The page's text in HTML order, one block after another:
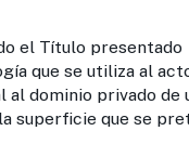
Título presentado
que se utiliza al
dominio privado de
superficie que se